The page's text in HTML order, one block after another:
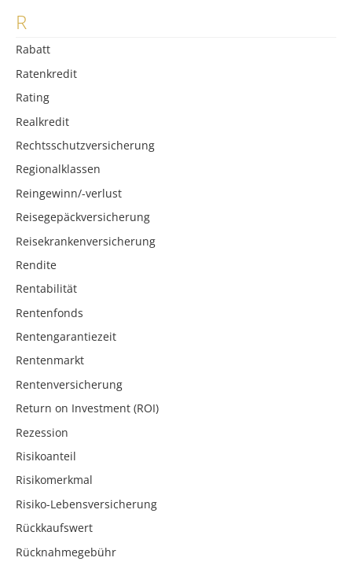
R
Rabatt
Ratenkredit
Rating
Realkredit
Rechtsschutzversicherung
Regionalklassen
Reingewinn/-verlust
Reisegepäckversicherung
Reisekrankenversicherung
Rendite
Rentabilität
Rentenfonds
Rentengarantiezeit
Rentenmarkt
Rentenversicherung
Return on Investment (ROI)
Rezession
Risikoanteil
Risikomerkmal
Risiko-Lebensversicherung
Rückkaufswert
Rücknahmegebühr